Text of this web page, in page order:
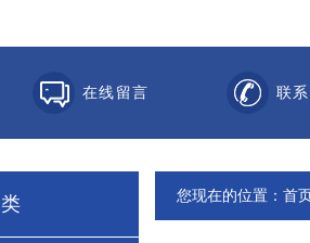
在线留言 联
您现在的位置： 首